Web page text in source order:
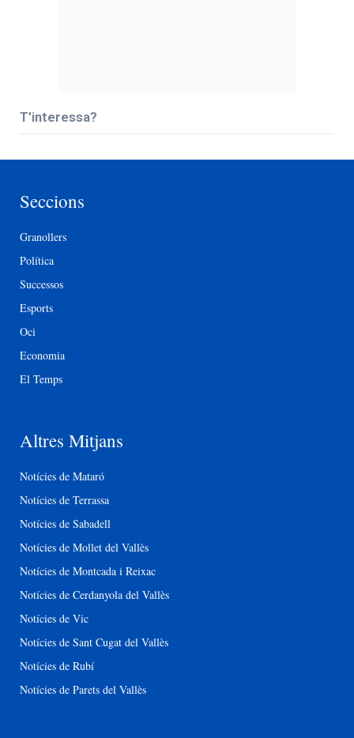
T’interessa?
Seccions
Granollers
Política
Successos
Esports
Oci
Economia
El Temps
Altres Mitjans
Notícies de Mataró
Notícies de Terrassa
Notícies de Sabadell
Notícies de Mollet del Vallès
Notícies de Montcada i Reixac
Notícies de Cerdanyola del Vallès
Notícies de Vic
Notícies de Sant Cugat del Vallès
Notícies de Rubí
Notícies de Parets del Vallès